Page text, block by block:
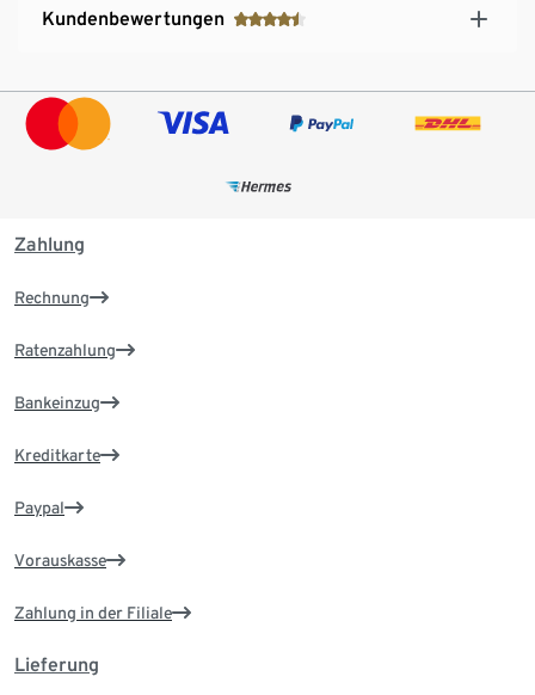
Kundenbewertungen
Zahlung
Rechnung
Ratenzahlung
Bankeinzug
Kreditkarte
Paypal
Vorauskasse
Zahlung in der Filiale
Lieferung